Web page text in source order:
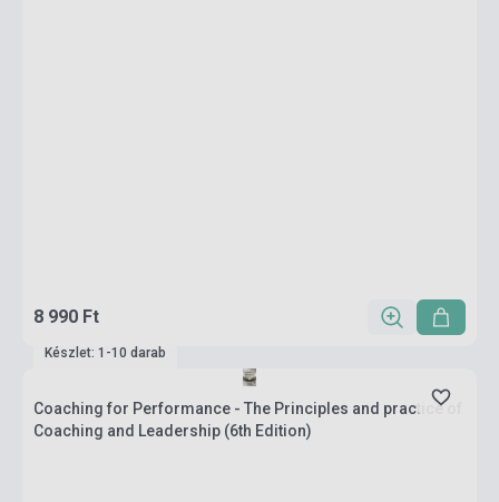
8 990 Ft
Készlet: 1-10 darab
Coaching for Performance - The Principles and practice of
Coaching and Leadership (6th Edition)